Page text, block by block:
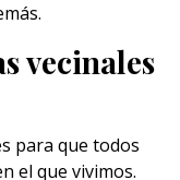
vecinales
para que todos
el que vivimos.